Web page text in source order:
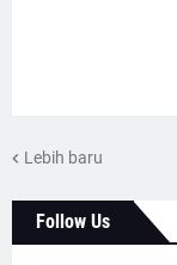
Lebih baru
Follow Us